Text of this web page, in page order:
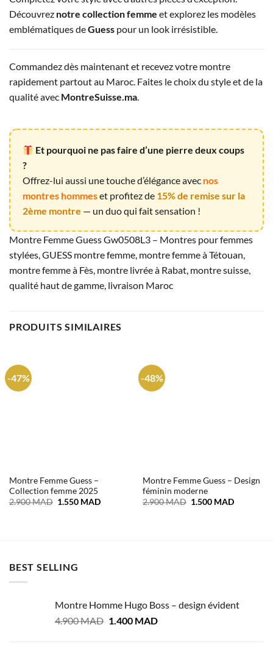
Découvrez notre collection femme et explorez les modèles
emblématiques deGuess pour un look irrésistible.
Commandez dès maintenant et recevez votre montre
rapidement partout au Maroc. Faites le choix du style et de la
qualité avec MontreSuisse.ma.
Et pourquoi ne pas faire d’une pierre deux coups
?
Offrez-lui aussi une touche d’élégance avec nos
montres hommeset profitez de 15% de remise sur la
2ème montre — un duo qui fait sensation !
Montre Femme Guess Gw0508L3 – Montres pour femmes
stylées, GUESS montre femme, montre femme à Tétouan,
montre femme à Fès, montre livrée à Rabat, montre suisse,
qualité haut de gamme, livraison Maroc
PRODUITS SIMILAIRES
-47%
Montre Femme Guess –
Collection femme 2025
2.900MAD Le
1.550 MADLe
-48%
Montre Femme Guess – Design
féminin moderne
2.900MAD Le
1.500 MADLe
BEST SELLING
Montre Homme Hugo Boss – design évident
4.900MAD Le
1.400 MADLe